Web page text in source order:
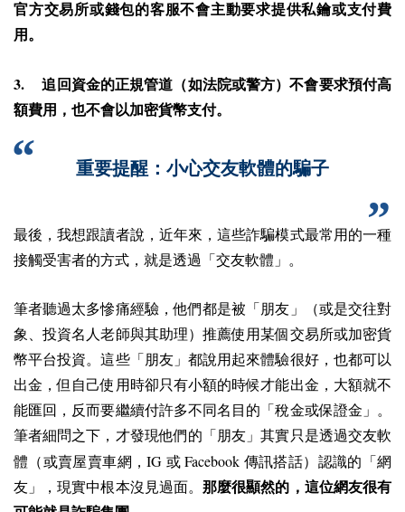
官方交易所或錢包的客服不會主動要求提供私鑰或支付費
用。
3.追回資金的正規管道（如法院或警方）不會要求預付高
額費用，也不會以加密貨幣支付。
重要提醒：小心交友軟體的騙子
最後，我想跟讀者說，近年來，這些詐騙模式最常用的一種
接觸受害者的方式，就是透過「交友軟體」。
筆者聽過太多慘痛經驗，他們都是被「朋友」（或是交往對
象、投資名人老師與其助理）推薦使用某個交易所或加密貨
幣平台投資。這些「朋友」都說用起來體驗很好，也都可以
出金，但自己使用時卻只有小額的時候才能出金，大額就不
能匯回，反而要繼續付許多不同名目的「稅金或保證金」。
筆者細問之下，才發現他們的「朋友」其實只是透過交友軟
體（或賣屋賣車網，IG 或Facebook 傳訊搭話）認識的「網
友」，現實中根本沒見過面。那麼很顯然的，這位網友很有